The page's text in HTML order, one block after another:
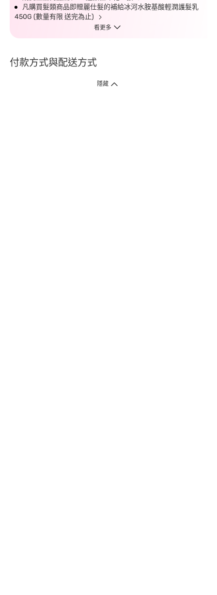
凡購買髮類商品即贈麗仕髮的補給冰河水胺基酸輕潤護髮乳
450G (數量有限 送完為止)
看更多
付款方式與配送方式
隱藏